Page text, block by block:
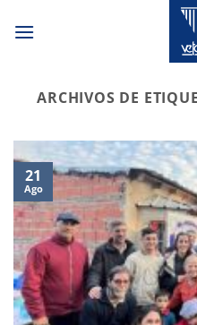
ARCHIVOS DE
21
Ago